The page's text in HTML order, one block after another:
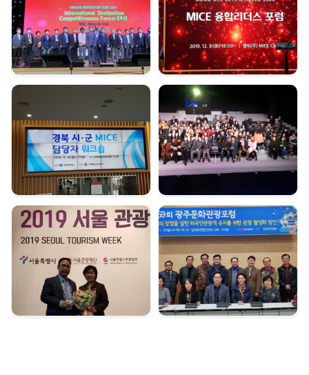
GDW 2021 | 2021.
08. 25
송년회 | 2019. 12. 31
경북시군 마이스 담당자
워크숍 | 2019. 12. 16
여수 마이스육성포럼 |
2019. 12. 05
서울관광대상 수상 |
2019. 12. 04
광주문화관광포럼 |
2019. 11. 18